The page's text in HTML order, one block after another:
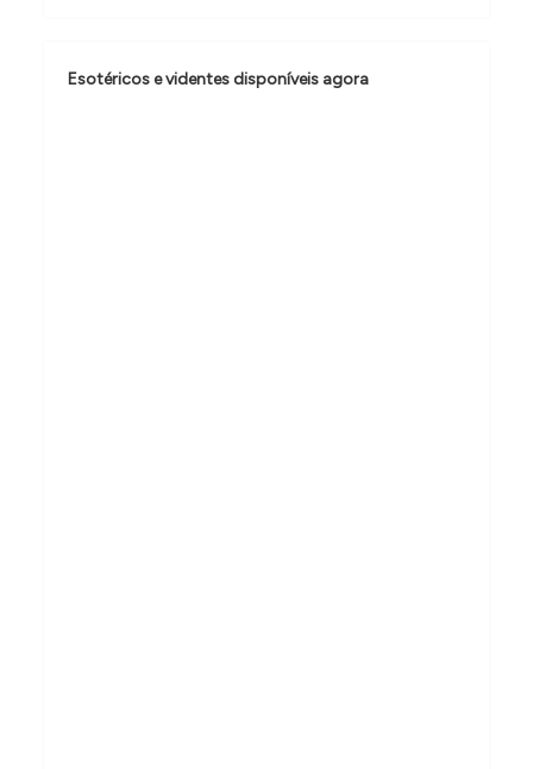
Esotéricos e videntes disponíveis agora